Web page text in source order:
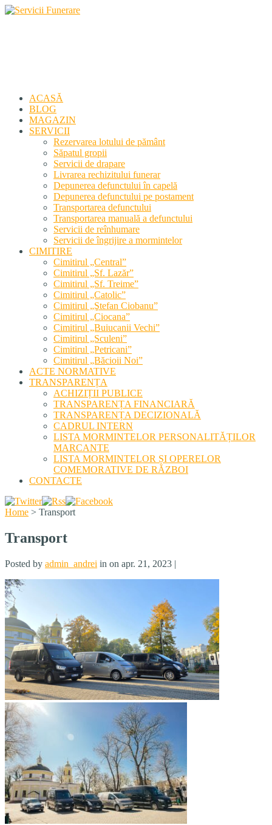
ACASĂ
BLOG
MAGAZIN
SERVICII
Rezervarea lotului de pământ
Săpatul gropii
Servicii de drapare
Livrarea rechizitului funerar
Depunerea defunctului în capelă
Depunerea defunctului pe postament
Transportarea defunctului
Transportarea manuală a defunctului
Servicii de reînhumare
Servicii de îngrijire a mormintelor
CIMITIRE
Cimitirul „Central”
Cimitirul „Sf. Lazăr”
Cimitirul „Sf. Treime”
Cimitirul „Catolic”
Cimitirul „Ştefan Ciobanu”
Cimitirul „Ciocana”
Cimitirul „Buiucanii Vechi”
Cimitirul „Sculeni”
Cimitirul „Petricani”
Cimitirul „Băcioii Noi”
ACTE NORMATIVE
TRANSPARENȚA
ACHIZIȚII PUBLICE
TRANSPARENȚA FINANCIARĂ
TRANSPARENȚA DECIZIONALĂ
CADRUL INTERN
LISTA MORMINTELOR PERSONALITĂȚILOR
MARCANTE
LISTA MORMINTELOR ȘI OPERELOR
COMEMORATIVE DE RĂZBOI
CONTACTE
Home > Transport
Transport
Posted by admin_andrei in on apr. 21, 2023 |